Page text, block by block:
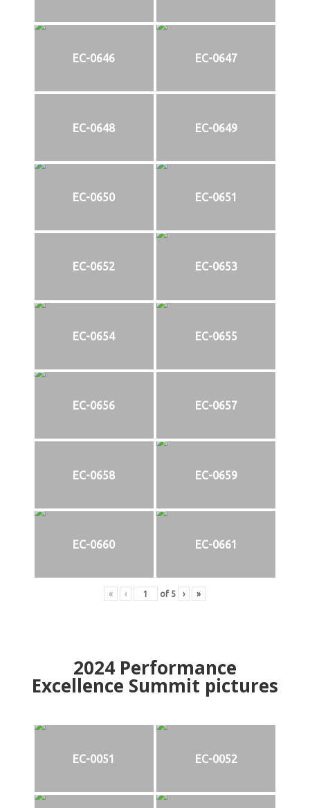
EC-0646 EC-0647
EC-0648 EC-0649
EC-0650 EC-0651
EC-0652 EC-0653
EC-0654 EC-0655
EC-0656 EC-0657
EC-0658 EC-0659
EC-0660 EC-0661
« ‹ of 5 › »
2024Performance
Excellence Summit pictures
EC-0051 EC-0052